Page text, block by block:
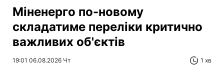
Міненерго по-новому
складатиме переліки критично
важливих об'єктів
19:01 06.08.2026 Чт 1 хв